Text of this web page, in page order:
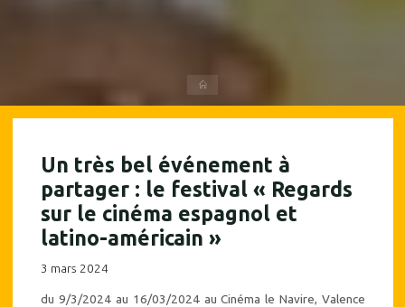
Un très bel événement à
partager : le festival « Regards
sur le cinéma espagnol et
latino-américain »
3 mars 2024
du 9/3/2024 au 16/03/2024 au Cinéma le Navire, Valence